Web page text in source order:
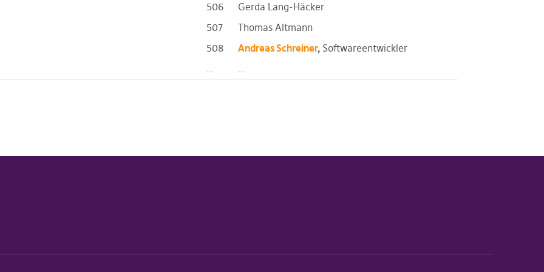
506
Gerda Lang-Häcker
507
Thomas Altmann
508
Andreas Schreiner, Softwareentwickler
…
…